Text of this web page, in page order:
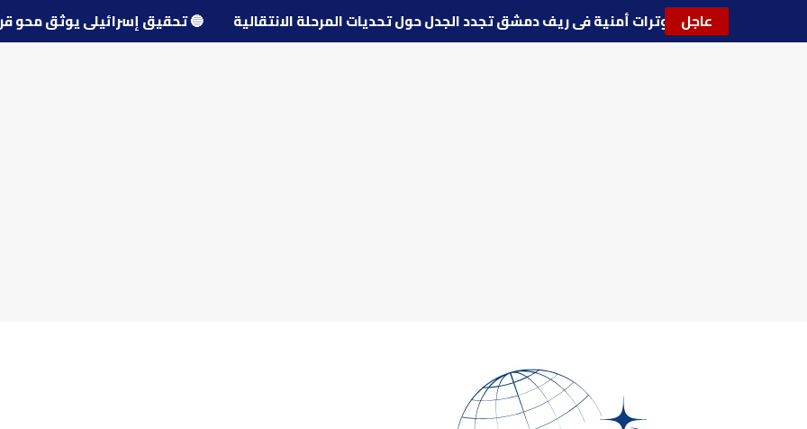
عاجل 🔵توترات أمنية في ريف دمشق تجدد الجدل حول تحديات المرحلة الانتقالية 🔵تحقيق إسرائيلي يوثق